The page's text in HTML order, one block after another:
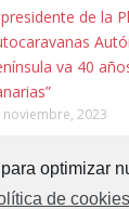
optimizar
de cookies
una ninfa
la zon...
Canaria
6.7.2025
presidente de la
va 40
noviembre, 2023
HOMOSEXUAL
mayo, 2017